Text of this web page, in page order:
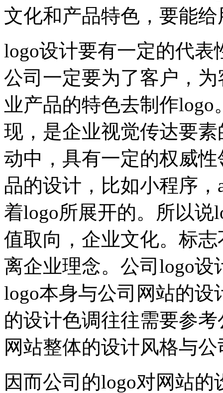
文化和产品特色，要能
logo设计要有一定的代
公司一定要为了客户，
业产品的特色去制作
现，是企业视觉传达要
动中，具有一定的权威
品的设计，比如小程序
着logo所展开的。所以
值取向，企业文化。标
离企业理念。公司logo
logo本身与公司网站的
的设计色调往往需要参
网站整体的设计风格与
因而公司的logo对网站